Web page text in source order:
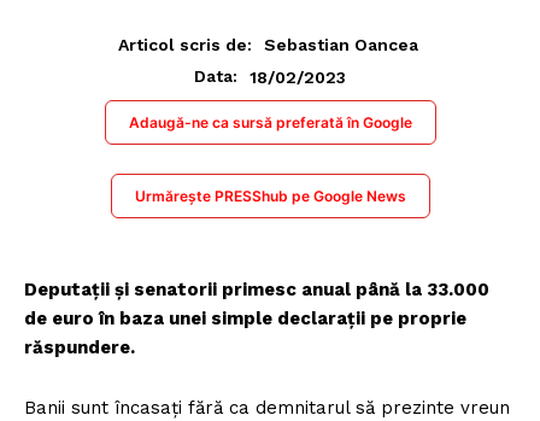
Articol scris de:
Sebastian Oancea
Data:
18/02/2023
Adaugă-ne ca sursă preferată în Google
Urmărește PRESShub pe Google News
Deputaţii şi senatorii primesc anual până la 33.000
de euro în baza unei simple declaraţii pe proprie
răspundere.
Banii sunt încasaţi fără ca demnitarul să prezinte vreun